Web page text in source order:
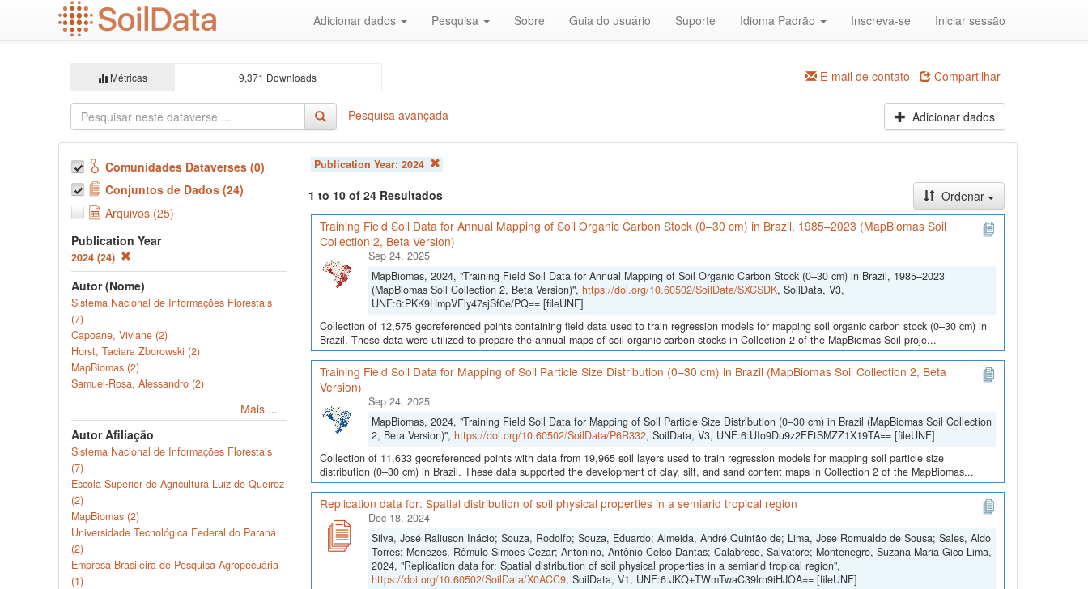
Adicionar dados Pesquisa Sobre Guia do usuário Suporte Idioma Padrão Inscreva-se Iniciar sessão
Métricas 9,371 Downloads E-mail de contato Compartilhar
Pesquisa avançada Adicionar dados
Comunidades Dataverses (0)
Conjuntos de Dados (24)
Arquivos (25)
Publication Year
2024 (24)
Autor (Nome)
Sistema Nacional de Informações Florestais
(7)
Capoane, Viviane (2)
Horst, Taciara Zborowski (2)
MapBiomas (2)
Samuel-Rosa, Alessandro (2)
Mais ...
Autor Afiliação
Sistema Nacional de Informações Florestais
(7)
Escola Superior de Agricultura Luiz de Queiroz
(2)
MapBiomas (2)
Universidade Tecnológica Federal do Paraná
(2)
Empresa Brasileira de Pesquisa Agropecuária
(1)
Publication Year: 2024
1 to 10 of 24 Resultados
Ordenar
Training Field Soil Data for Annual Mapping of Soil Organic Carbon Stock (0–30 cm) in Brazil, 1985–2023 (MapBiomas Soil
Collection 2, Beta Version)
Sep 24, 2025
MapBiomas, 2024, "Training Field Soil Data for Annual Mapping of Soil Organic Carbon Stock (0–30 cm) in Brazil, 1985–2023
(MapBiomas Soil Collection 2, Beta Version)", https://doi.org/10.60502/SoilData/SXCSDK, SoilData, V3,
UNF:6:PKK9HmpVEly47sjSf0e/PQ== [fileUNF]
Collection of 12,575 georeferenced points containing field data used to train regression models for mapping soil organic carbon stock (0–30 cm) in
Brazil. These data were utilized to prepare the annual maps of soil organic carbon stocks in Collection 2 of the MapBiomas Soil proje...
Training Field Soil Data for Mapping of Soil Particle Size Distribution (0–30 cm) in Brazil (MapBiomas Soil Collection 2, Beta
Version)
Sep 24, 2025
MapBiomas, 2024, "Training Field Soil Data for Mapping of Soil Particle Size Distribution (0–30 cm) in Brazil (MapBiomas Soil Collection
2, Beta Version)", https://doi.org/10.60502/SoilData/P6R332, SoilData, V3, UNF:6:UIo9Du9z2FFtSMZZ1X19TA== [fileUNF]
Collection of 11,633 georeferenced points with data from 19,965 soil layers used to train regression models for mapping soil particle size
distribution (0–30 cm) in Brazil. These data supported the development of clay, silt, and sand content maps in Collection 2 of the MapBiomas...
Replication data for: Spatial distribution of soil physical properties in a semiarid tropical region
Dec 18, 2024
Silva, José Raliuson Inácio; Souza, Rodolfo; Souza, Eduardo; Almeida, André Quintão de; Lima, Jose Romualdo de Sousa; Sales, Aldo
Torres; Menezes, Rômulo Simões Cezar; Antonino, Antônio Celso Dantas; Calabrese, Salvatore; Montenegro, Suzana Maria Gico Lima,
2024, "Replication data for: Spatial distribution of soil physical properties in a semiarid tropical region",
https://doi.org/10.60502/SoilData/X0ACC9, SoilData, V1, UNF:6:JKQ+TWmTwaC39lrn9iHJOA== [fileUNF]